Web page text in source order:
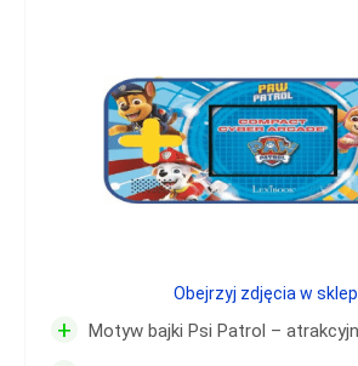
+ Motyw bajki Psi Patrol –
Obejrzyj zdjęcia w